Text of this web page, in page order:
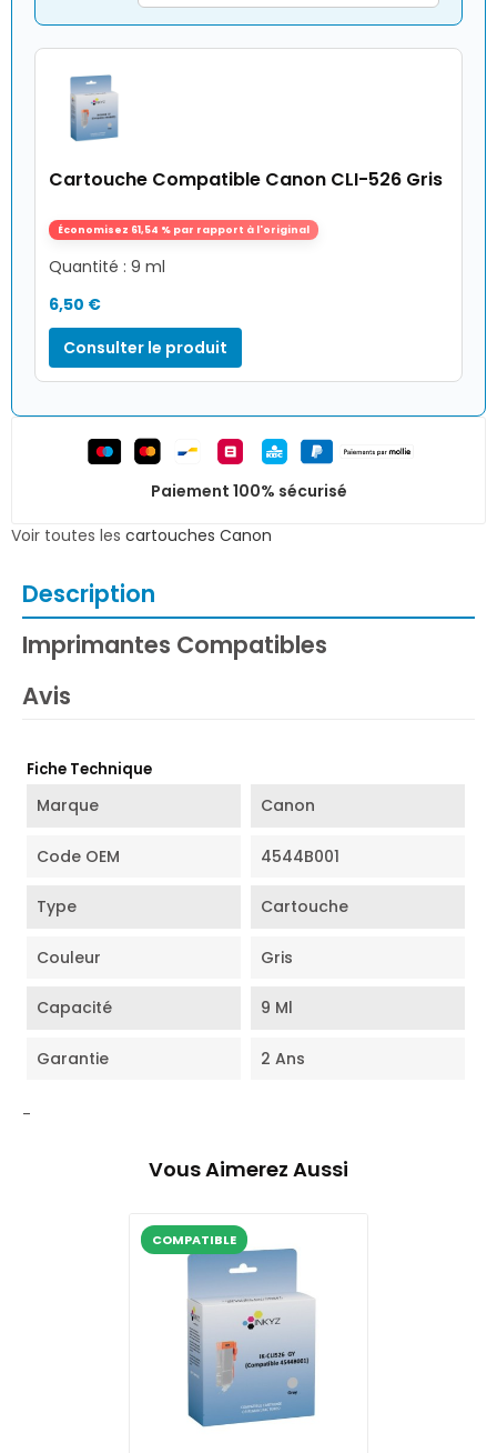
Cartouche Compatible Canon CLI-526 Gris
Économisez 61,54 % par rapport à l'original
Quantité : 9 ml
6,50 €
Consulter le produit
Paiement 100% sécurisé
Voir toutes les cartouches Canon
Description
Imprimantes Compatibles
Avis
Fiche Technique
Marque Canon
Code OEM 4544B001
Type Cartouche
Couleur Gris
Capacité 9 Ml
Garantie 2 Ans
-
Vous Aimerez Aussi
COMPATIBLE